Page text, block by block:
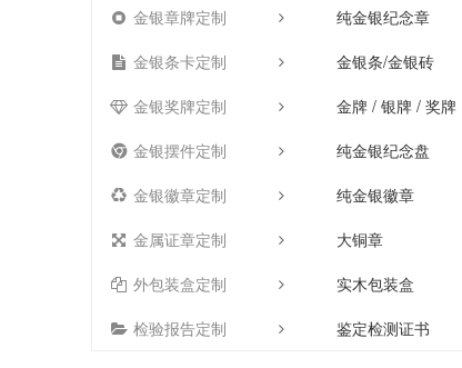
金银章牌定制 纯金银纪念章
金银条卡定制
金银条/金银砖
金银奖牌定制
金牌 / 银牌 / 奖牌
金银摆件定制
纯金银纪念盘
金银徽章定制
纯金银徽章
金属证章定制
大铜章
外包装盒定制
实木包装盒
检验报告定制
鉴定检测证书